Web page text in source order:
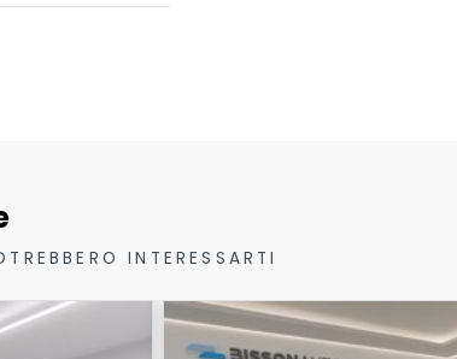
INTERESSARTI